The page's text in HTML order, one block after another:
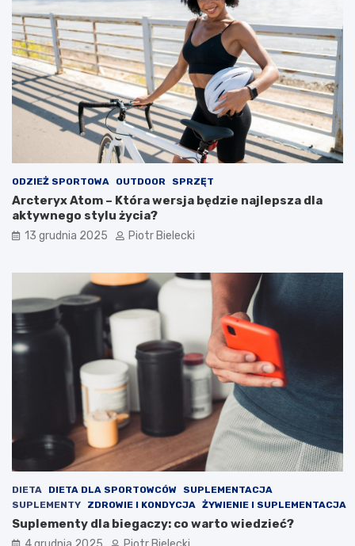
ODZIEŻ SPORTOWA OUTDOOR SPRZĘT
Arcteryx Atom – Która wersja będzie najlepsza dla
aktywnego stylu życia?
13 grudnia 2025 Piotr Bielecki
DIETA DIETA DLA SPORTOWCÓW
SUPLEMENTACJA
SUPLEMENTY
ZDROWIE I KONDYCJA ŻYWIENIE I SUPLEMENTACJA
Suplementy dla biegaczy: co warto wiedzieć?